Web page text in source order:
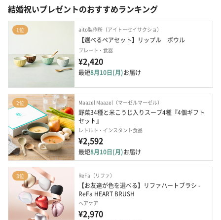
結婚祝いプレゼントのおすすめランキング
1位 aito製作所（アイトーセイサクショ）
【選べるペアセット】リップル　ボウル
プレート・食器
¥2,420
最短8月10日(月)お届け
2位 Maazel Maazel（マーゼルマーゼル）
野菜34種と米こうじ入りスープ4種『4個ギフト
セット』
レトルト・インスタント食品
¥2,592
最短8月10日(月)お届け
3位 ReFa（リファ）
【お友達が色を選べる】リファハートブラシ -
ReFa HEART BRUSH
ヘアケア
¥2,970